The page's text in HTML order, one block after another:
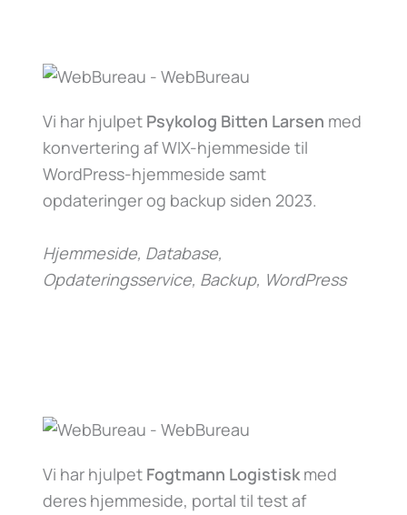
Vi har hjulpet Psykolog Bitten Larsen med
konvertering af WIX-hjemmeside til
WordPress-hjemmeside samt
opdateringer og backup siden 2023.
Hjemmeside, Database,
Opdateringsservice, Backup, WordPress
Vi har hjulpet Fogtmann Logistiskmed
deres hjemmeside, portal til test af